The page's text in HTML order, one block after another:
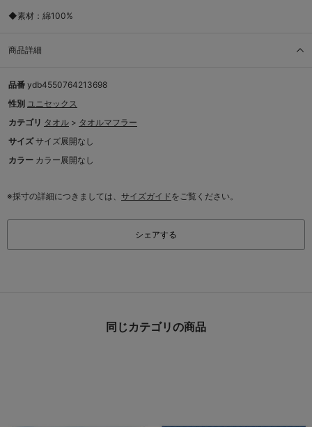
◆素材：綿100%
商品詳細
品番 ydb4550764213698
性別 ユニセックス
カテゴリ タオル > タオルマフラー
サイズ サイズ展開なし
カラー カラー展開なし
※採寸の詳細につきましては、 サイズガイドをご覧ください。
シェアする
同じカテゴリの商品